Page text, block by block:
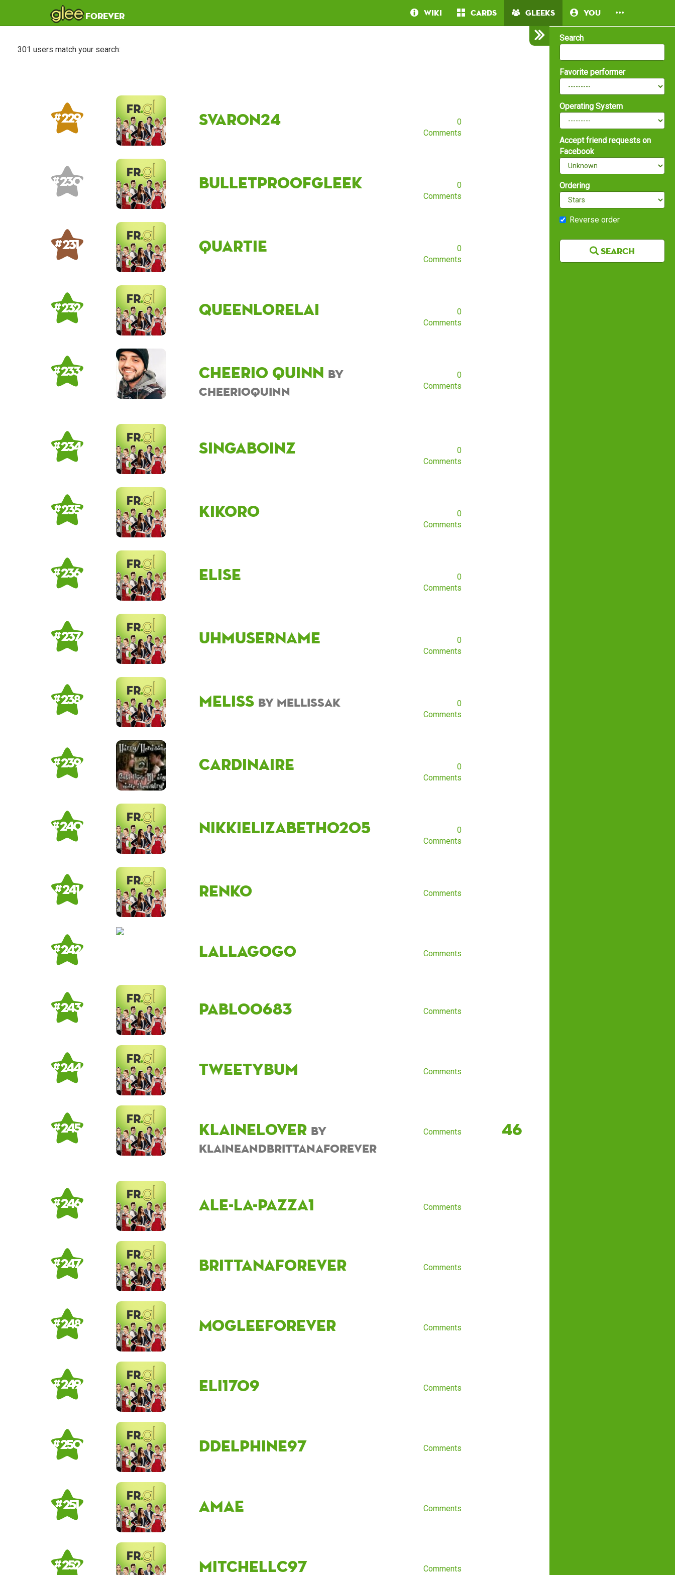
gleeforever Wiki Cards Gleeks You
Search
Favorite performer
Operating System
Accept friend requests on
Facebook
Ordering
Reverse order
Search
301 users match your search:
# 229 svaron24
0
Comments
# 230 Bulletproofgleek
0
Comments
# 231 Quartie
0
Comments
# 232 queenlorelai
0
Comments
# 233 Cheerio Quinn by
CheerioQuinn
0
Comments
# 234 singaboinz
0
Comments
# 235 Kikoro
0
Comments
# 236 elise
0
Comments
# 237 UhmUsername
0
Comments
# 238 meliss by mellissak
0
Comments
# 239 cardinaire
0
Comments
# 240 NikkiElizabeth0205
0
Comments
# 241 Renko Comments
# 242 lallagogo Comments
# 243 pablo0683 Comments
# 244 Tweetybum Comments
# 245 KlaineLover by
KlaineANDBrittanaForever
Comments 46
# 246 ale-la-pazza1 Comments
# 247 Brittanaforever Comments
# 248 Mogleeforever Comments
# 249 eli1709 Comments
# 250 DDelphine97 Comments
# 251 Amae Comments
# 252 mitchellc97 Comments